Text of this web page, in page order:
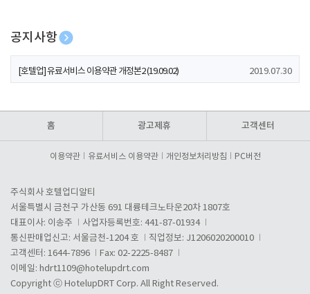
공지사항
[호텔업] 개인정보 처리방침 개정본1 (19.09.02)
[호텔업] 유료서비스 이용약관 개정본2 (19.09.02) 2019.07.30
홈 광고제휴 고객센터
이용약관 유료서비스 이용약관 개인정보처리방침 PC버전
주식회사 호텔업디알티
서울특별시 금천구 가산동 691 대륭테크노타운20차 1807호
대표이사: 이송주
사업자등록번호: 441-87-01934
통신판매업신고: 서울금천-1204 호
직업정보: J1206020200010
고객센터: 1644-7896
Fax: 02-2225-8487
이메일: hdrt1109@hotelupdrt.com
Copyright ⓒ HotelupDRT Corp. All Right Reserved.